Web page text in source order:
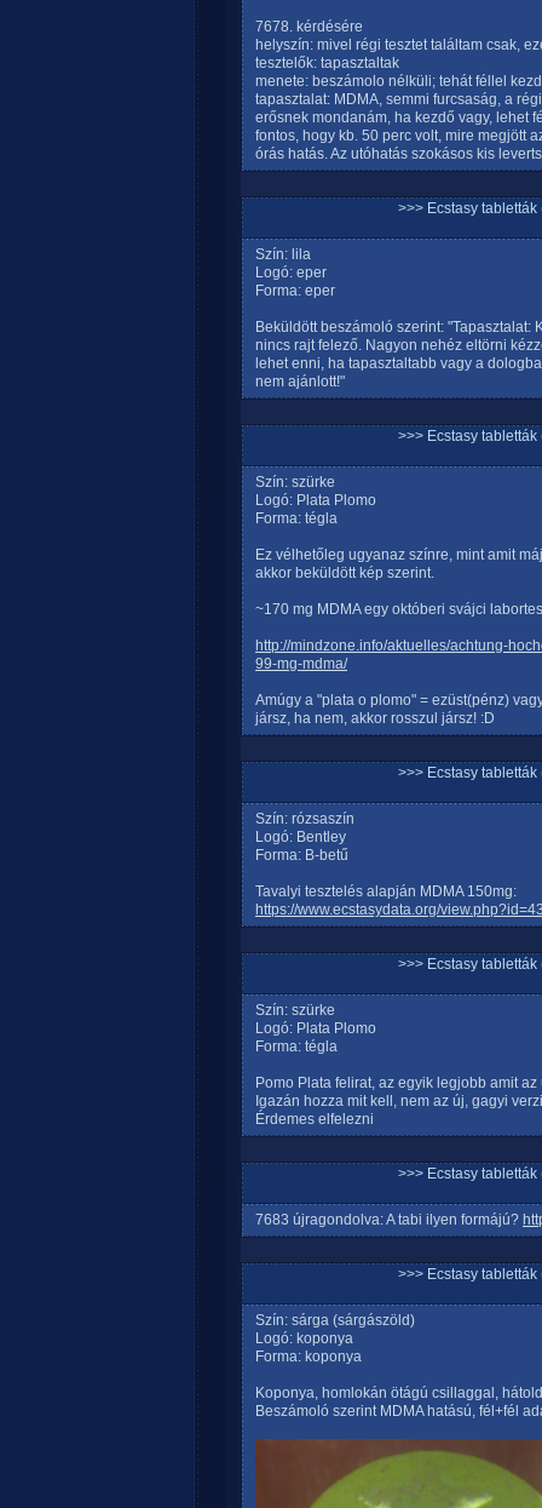
7678. kérdésére
helyszín: mivel régi tesztet találtam csak,
tesztelők: tapasztaltak
menete: beszámolo nélküli; tehát féllel
tapasztalat: MDMA, semmi furcsaság, a
erősnek mondanám, ha kezdő vagy, lehet
fontos, hogy kb. 50 perc volt, mire megjött
órás hatás. Az utóhatás szokásos kis
>>> Ecstasy tabletták
Szín: lila
Logó: eper
Forma: eper
Beküldött beszámoló szerint:
nincs rajt felező. Nagyon nehéz eltörni
lehet enni, ha tapasztaltabb vagy a
nem ajánlott!"
>>> Ecstasy tabletták
Szín: szürke
Logó: Plata Plomo
Forma: tégla
Ez vélhetőleg ugyanaz színre, mint amit
akkor beküldött kép szerint.
~170 mg MDMA egy októberi svájci
http://mindzone.info/aktuelles/achtung-
99-mg-mdma/
Amúgy a "plata o plomo" = ezüst(pénz)
jársz, ha nem, akkor rosszul jársz! :D
>>> Ecstasy tabletták
Szín: rózsaszín
Logó: Bentley
Forma: B-betű
Tavalyi tesztelés alapján MDMA 150mg:
https://www.ecstasydata.org/
>>> Ecstasy tabletták
Szín: szürke
Logó: Plata Plomo
Forma: tégla
Pomo Plata felirat, az egyik legjobb amit
Igazán hozza mit kell, nem az új, gagyi
Érdemes elfelezni
>>> Ecstasy tabletták
7683 újragondolva: A tabi ilyen formájú?
>>> Ecstasy tabletták
Szín: sárga (sárgászöld)
Logó: koponya
Forma: koponya
Koponya, homlokán ötágú csillaggal,
Beszámoló szerint MDMA hatású, fél+fél